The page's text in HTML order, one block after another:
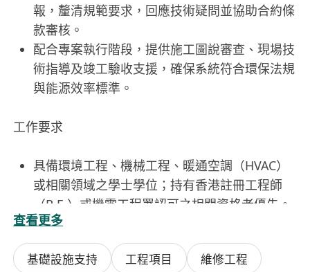
報，釐清規範要求，回應技術疑問並協助合約條
款審核。
配合專案執行階段，提供施工圖說審查、現場技
術指導及竣工驗收支援，確保系統符合環保法規
與能源效率標準。
工作要求
具備環境工程、機械工程、暖通空調（HVAC）
或相關領域之學士學位；持有香港註冊工程師
（R.E.）或機電工程署認可之相關資格者優先。
至少3年冷氣及通風系統工程實務經驗，熟悉本
地建築物能源效益守則（BEEO）、《空氣污染
管制條例》及相關環保法規。
查看更多
基礎設施支持 工程項目
維修工程